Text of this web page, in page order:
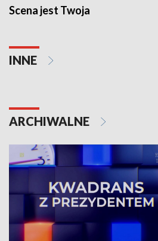
Scena jest Twoja
INNE
ARCHIWALNE